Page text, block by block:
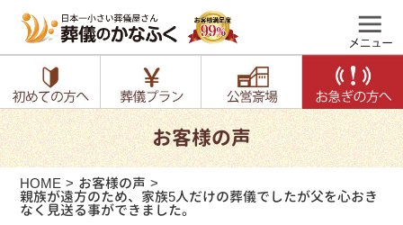
お客様の声
HOME お客様の声
親族が遠方のため、家族5人だけの葬儀でしたが父を心おき
なく見送る事ができました。